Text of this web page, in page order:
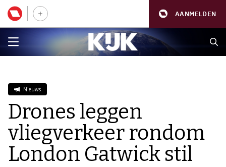
AANMELDEN
Nieuws
Drones leggen
vliegverkeer rondom
London Gatwick stil